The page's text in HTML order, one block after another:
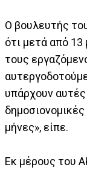
Ο βουλευτής
ότι μετά από 13
τους
υπάρχουν αυτές
μήνες», είπε.
Εκ μέρους του